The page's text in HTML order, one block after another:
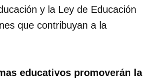
y la Ley de Educación
que contribuyan a la
educativos promoverán la